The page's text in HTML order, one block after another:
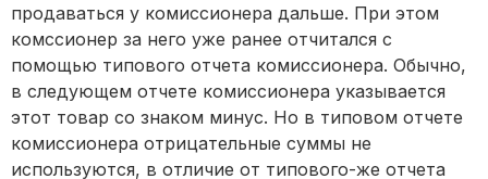
продаваться у комиссионера дальше. При этом
комссионер за него уже ранее отчитался с
помощью типового отчета комиссионера. Обычно,
в следующем отчете комиссионера указывается
этот товар со знаком минус. Но в типовом отчете
комиссионера отрицательные суммы не
используются, в отличие от типового-же отчета